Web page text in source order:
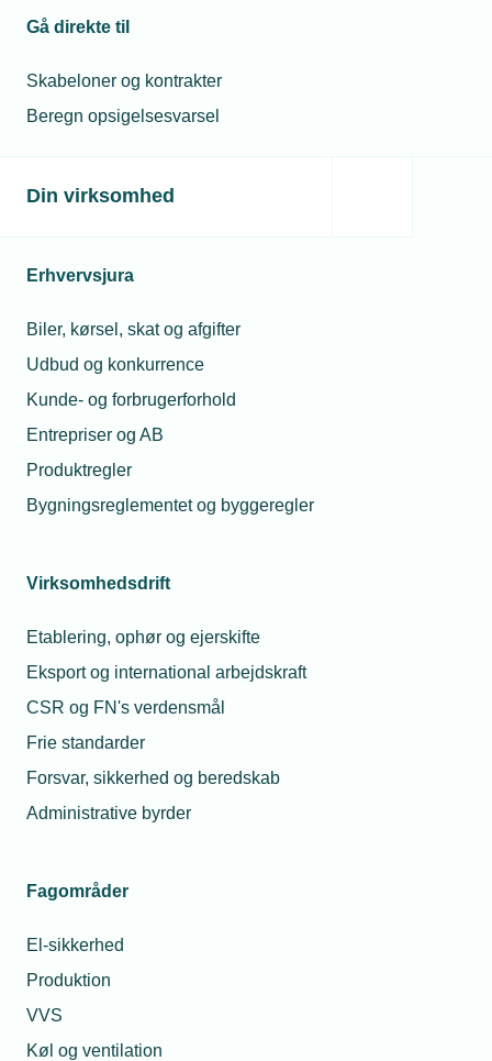
Gå direkte til
Skabeloner og kontrakter
Beregn opsigelsesvarsel
Din virksomhed
Erhvervsjura
Biler, kørsel, skat og afgifter
Udbud og konkurrence
Kunde- og forbrugerforhold
Entrepriser og AB
Produktregler
Bygningsreglementet og byggeregler
Virksomhedsdrift
Etablering, ophør og ejerskifte
Eksport og international arbejdskraft
CSR og FN's verdensmål
Frie standarder
Forsvar, sikkerhed og beredskab
Administrative byrder
Fagområder
El-sikkerhed
Produktion
VVS
Køl og ventilation